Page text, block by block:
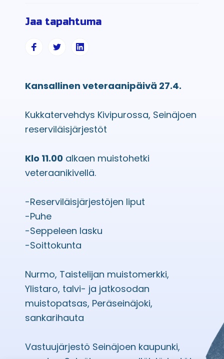
Jaa tapahtuma
Kansallinen veteraanipäivä 27.4.
Kukkatervehdys Kivipurossa, Seinäjoen
reserviläisjärjestöt
Klo 11.00 alkaen muistohetki
veteraanikivellä.
-Reserviläisjärjestöjen liput
-Puhe
-Seppeleen lasku
-Soittokunta
Nurmo, Taistelijan muistomerkki,
Ylistaro, talvi- ja jatkosodan
muistopatsas, Peräseinäjoki,
sankarihauta
Vastuujärjestö Seinäjoen kaupunki,